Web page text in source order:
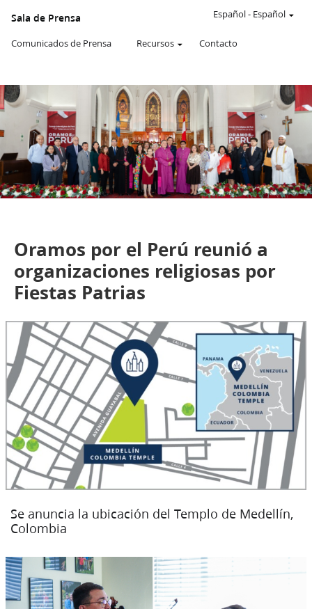
SITIO
WEB
oficial
de
de
JESUCRISTO
de
los
SANTOS
DE
LOS
ÚLTIMOS
DÍAS
Sala de Prensa
Comunicados de Prensa Recursos Contacto
Español- Español
Oramos por el Perú reunió a
organizaciones religiosas por
Fiestas Patrias
Se anuncia la ubicación del Templo de Medellín,
Colombia